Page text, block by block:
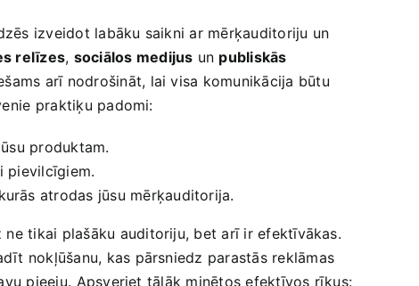
izveidot labāku saikni ar mērķauditoriju un
relīzes, sociālos medijus un publiskās
arī nodrošināt, lai visa komunikācija būtu
⁢praktiķu padomi:
produktam.
pievilcīgiem.
atrodas jūsu mērķauditorija.
tikai plašāku auditoriju, bet arī ir efektīvākas.
nokļūšanu, kas pārsniedz parastās reklāmas
‌pieeju. ⁣Apsveriet tālāk minētos​ efektīvos rīkus: